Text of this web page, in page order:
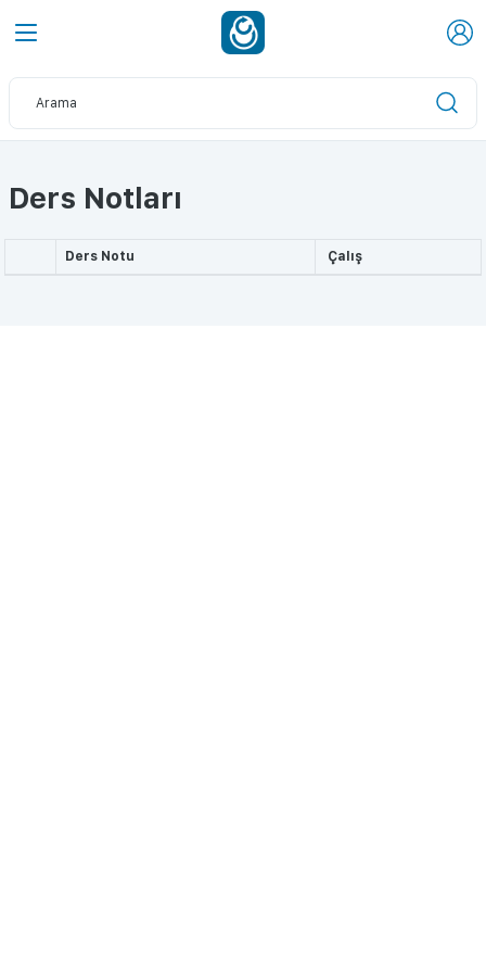
Ders Notları
Ders Notu Çalış